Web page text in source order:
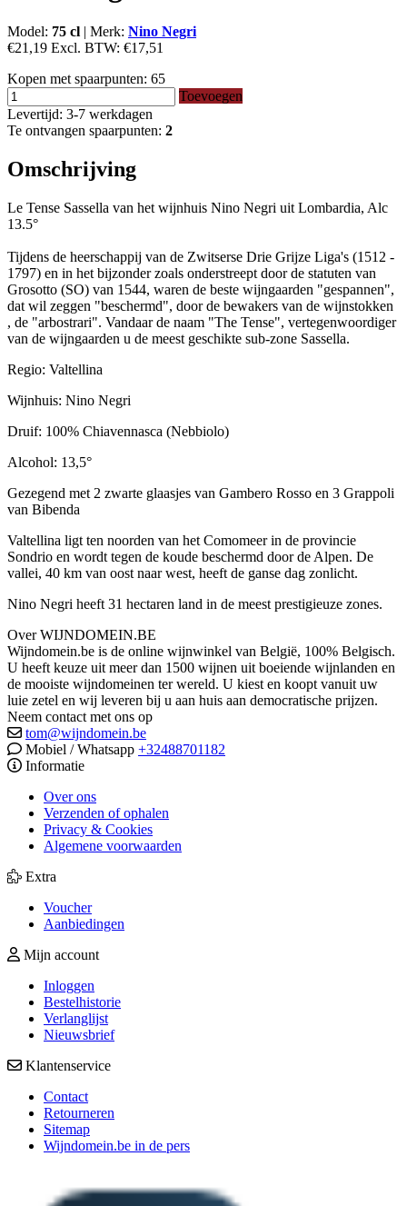
Model: 75 cl | Merk: Nino Negri
€21,19 Excl. BTW: €17,51
Kopen met spaarpunten: 65
Toevoegen
Levertijd: 3-7 werkdagen
Te ontvangen spaarpunten: 2
Omschrijving
Le Tense Sassella van het wijnhuis Nino Negri uit Lombardia, Alc
13.5°
Tijdens de heerschappij van de Zwitserse Drie Grijze Liga's (1512 -
1797) en in het bijzonder zoals onderstreept door de statuten van
Grosotto (SO) van 1544, waren de beste wijngaarden "gespannen",
dat wil zeggen "beschermd", door de bewakers van de wijnstokken
, de "arbostrari". Vandaar de naam "The Tense", vertegenwoordiger
van de wijngaarden u de meest geschikte sub-zone Sassella.
Regio: Valtellina
Wijnhuis: Nino Negri
Druif: 100% Chiavennasca (Nebbiolo)
Alcohol: 13,5°
Gezegend met 2 zwarte glaasjes van Gambero Rosso en 3 Grappoli
van Bibenda
Valtellina ligt ten noorden van het Comomeer in de provincie
Sondrio en wordt tegen de koude beschermd door de Alpen. De
vallei, 40 km van oost naar west, heeft de ganse dag zonlicht.
Nino Negri heeft 31 hectaren land in de meest prestigieuze zones.
Over WIJNDOMEIN.BE
Wijndomein.be is de online wijnwinkel van België, 100% Belgisch.
U heeft keuze uit meer dan 1500 wijnen uit boeiende wijnlanden en
de mooiste wijndomeinen ter wereld. U kiest en koopt vanuit uw
luie zetel en wij leveren bij u aan huis aan democratische prijzen.
Neem contact met ons op
tom@wijndomein.be
Mobiel / Whatsapp +32488701182
Informatie
Over ons
Verzenden of ophalen
Privacy & Cookies
Algemene voorwaarden
Extra
Voucher
Aanbiedingen
Mijn account
Inloggen
Bestelhistorie
Verlanglijst
Nieuwsbrief
Klantenservice
Contact
Retourneren
Sitemap
Wijndomein.be in de pers